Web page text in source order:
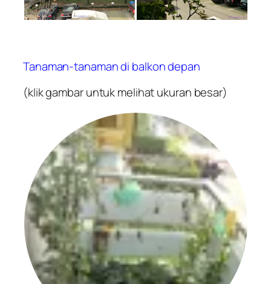
Tanaman-tanaman di balkon depan
(klik gambar untuk melihat ukuran besar)